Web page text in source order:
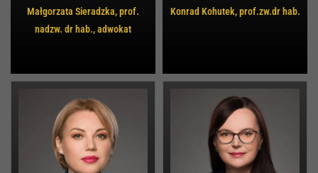
Małgorzata Sieradzka, prof.
nadzw. dr hab., adwokat
Konrad Kohutek, prof.zw.dr hab.